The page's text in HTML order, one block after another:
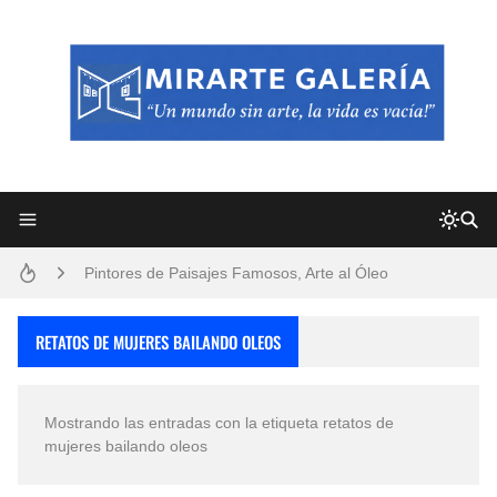
Pintores de Paisajes Famosos, Arte al Óleo
RETATOS DE MUJERES BAILANDO OLEOS
Mostrando las entradas con la etiqueta retatos de
mujeres bailando oleos